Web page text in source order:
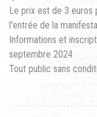
Le prix est de 3 euros
l'entrée de la
Informations et
septembre 2024
Tout public sans